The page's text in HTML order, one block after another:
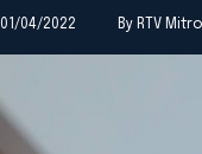
01/04/2022 By RTV